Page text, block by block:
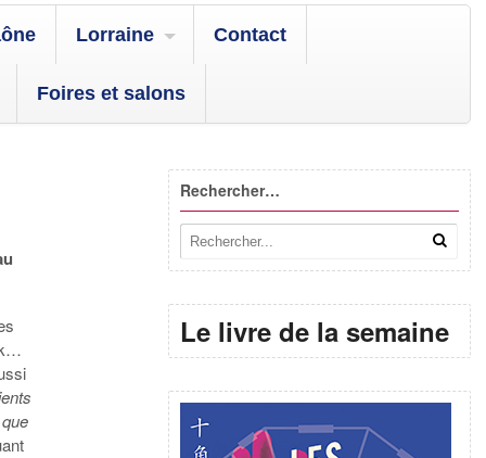
Lorraine Contact
Foires et salons
Rechercher…
Le livre de la semaine